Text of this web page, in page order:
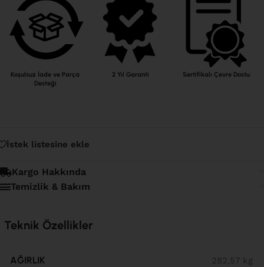
Koşulsuz İade ve Parça
Desteği
2 Yıl Garanti Sertifikalı Çevre Dostu
İstek listesine ekle
Kargo Hakkında
Temizlik & Bakım
Teknik Özellikler
AĞIRLIK 282,57 kg